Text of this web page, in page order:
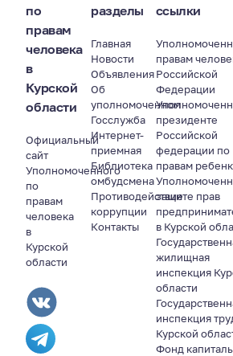
по
правам
человека
в
Курской
области
Официальный
сайт
Уполномоченного
по
правам
человека
в
Курской
области
разделы
Главная
Новости
Объявления
Об
уполномоченном
Госслужба
Интернет-
приемная
Библиотека
омбудсмена
Противодействие
коррупции
Контакты
ссылки
правам
Российской
Федерации
президенте
Российской
федерации по
правам
защите прав
в Курской
жилищная
инспекция
области
инспекция
Курской
Фонд